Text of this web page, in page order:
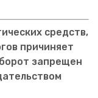
средств,
причиняет
запрещен